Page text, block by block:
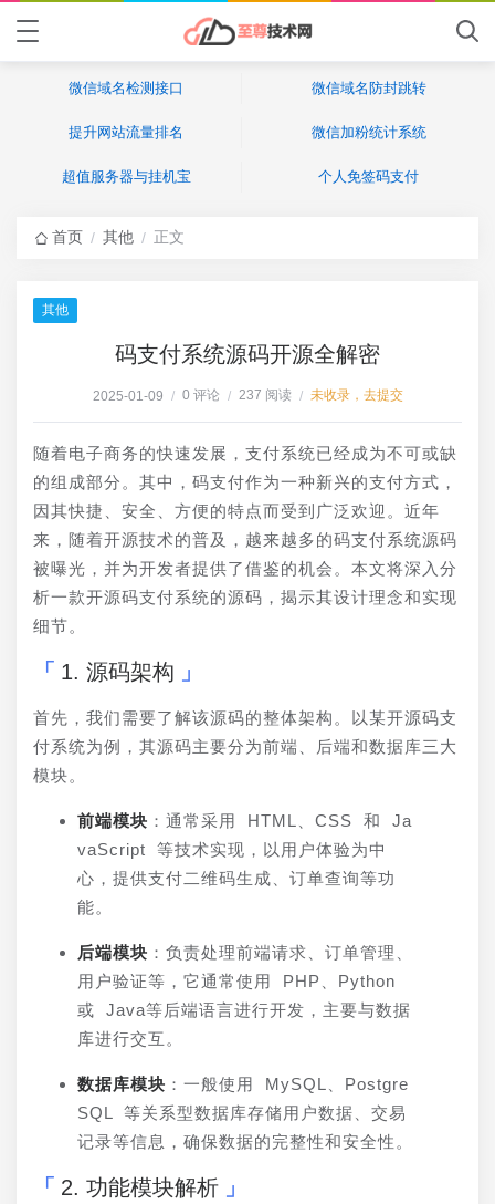
微信域名检测接口 微信域名防封跳转
提升网站流量排名 微信加粉统计系统
超值服务器与挂机宝 个人免签码支付
首页 / 其他 / 正文
其他
码支付系统源码开源全解密
2025-01-09 / 0 评论 / 237 阅读 / 未收录，去提交
随着电子商务的快速发展，支付系统已经成为不可或缺
的组成部分。其中，码支付作为一种新兴的支付方式，
因其快捷、安全、方便的特点而受到广泛欢迎。近年
来，随着开源技术的普及，越来越多的码支付系统源码
被曝光，并为开发者提供了借鉴的机会。本文将深入分
析一款开源码支付系统的源码，揭示其设计理念和实现
细节。
1. 源码架构
首先，我们需要了解该源码的整体架构。以某开源码支
付系统为例，其源码主要分为前端、后端和数据库三大
模块。
前端模块 ：通常采用 HTML、CSS 和 Ja
vaScript 等技术实现，以用户体验为中
心，提供支付二维码生成、订单查询等功
能。
后端模块 ：负责处理前端请求、订单管理、
用户验证等，它通常使用 PHP、Python
或 Java等后端语言进行开发，主要与数据
库进行交互。
数据库模块 ：一般使用 MySQL、Postgre
SQL 等关系型数据库存储用户数据、交易
记录等信息，确保数据的完整性和安全性。
2. 功能模块解析